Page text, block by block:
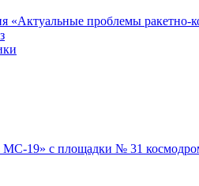
«Актуальные проблемы ракетно-
19» с площадки № 31